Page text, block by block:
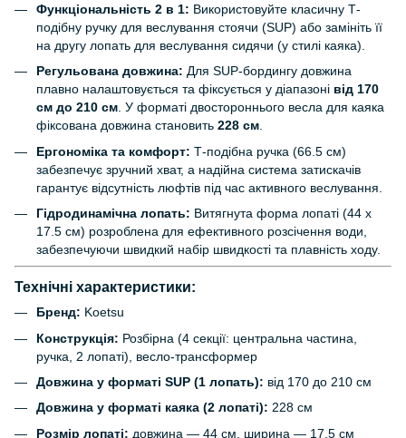
Функціональність 2 в 1: Використовуйте класичну Т-
подібну ручку для веслування стоячи (SUP) або замініть її
на другу лопать для веслування сидячи (у стилі каяка).
Регульована довжина: Для SUP-бордингу довжина
плавно налаштовується та фіксується у діапазоні від 170
см до 210 см . У форматі двостороннього весла для каяка
фіксована довжина становить 228 см
Ергономіка та комфорт: Т-подібна ручка (66.5 см)
забезпечує зручний хват, а надійна система затискачів
гарантує відсутність люфтів під час активного веслування.
Гідродинамічна лопать: Витягнута форма лопаті (44 х
17.5 см) розроблена для ефективного розсічення води,
забезпечуючи швидкий набір швидкості та плавність ходу.
Технічні характеристики:
Бренд: Koetsu
Конструкція: Розбірна (4 секції: центральна частина,
ручка, 2 лопаті), весло-трансформер
Довжина у форматі SUP (1 лопать): від 170 до 210 см
Довжина у форматі каяка (2 лопаті): 228 см
Розмір лопаті: довжина — 44 см, ширина — 17.5 см